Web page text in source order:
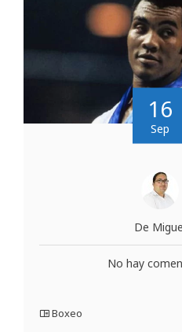
16
Sep
De
No hay
Boxeo